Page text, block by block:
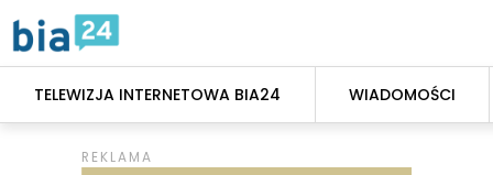
TELEWIZJA INTERNETOWA BIA24 WIADOMOŚCI